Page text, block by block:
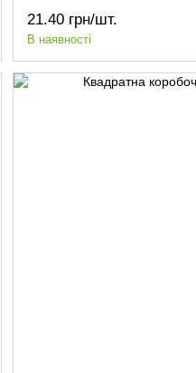
21.40 грн/шт.
В наявності